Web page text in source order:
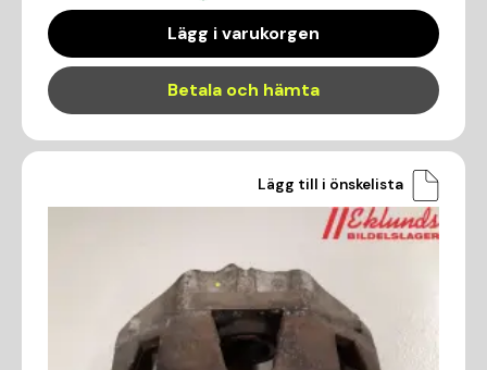
Lägg i varukorgen
Betala och hämta
Lägg till i önskelista